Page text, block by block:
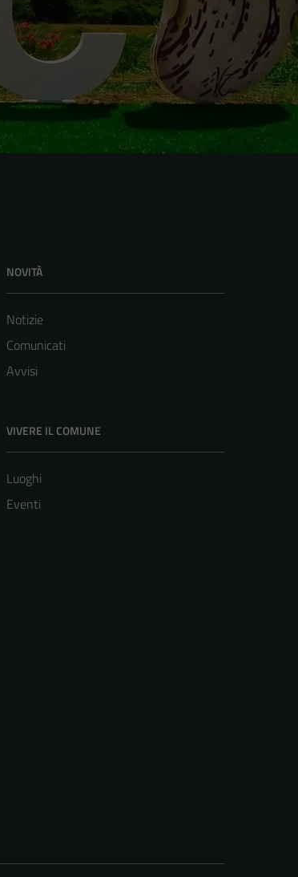
NOVITÀ
Notizie
Comunicati
Avvisi
VIVERE IL COMUNE
Luoghi
Eventi